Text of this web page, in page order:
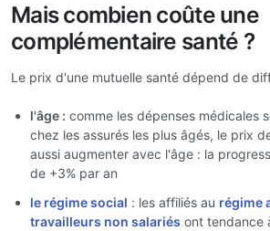
Mais combien coûte une
complémentaire santé ?
Le prix d'une mutuelle santé dépend de
l'âge : comme les dépenses médicales
chez les assurés les plus âgés, le prix
aussi augmenter avec l'âge : la
de +3% par an
le régime social : les affiliés au régime
travailleurs non salariés ont tendance